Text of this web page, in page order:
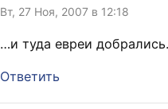
Вт, 27 Ноя, 2007 в 12:18
…и туда евреи
Ответить